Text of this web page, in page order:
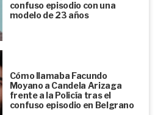
confuso episodio con una
modelo de 23 años
Cómo llamaba Facundo
Moyano a Candela Arizaga
frente a la Policía tras el
confuso episodio en Belgrano